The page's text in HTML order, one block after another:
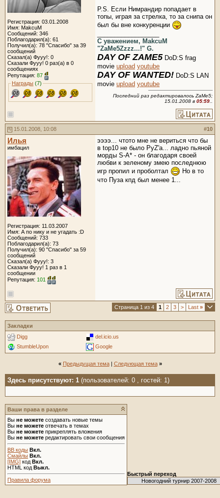
Регистрация: 03.01.2008
Имя: MakcuM
Сообщений: 346
Поблагодарил(а): 61
Получил(а): 78 "Спасибо" за 39
сообщений
Сказал(а) Фууу!: 0
Сказали Фууу! 0 раз(а) в 0
сообщениях
Репутация: 87
Награды (7)
P.S. Если Нимрандир попадает в
топы, играя за стрелка, то за снипа он
был бы вне конкуренции
С уважением, MakcuM
"ZaMe5Zzzz...!" G.
DAY OF ZAME5 DoD:S frag
movie upload youtube
DAY OF WANTED! DoD:S LAN
movie upload youtube
Последний раз редактировалось ZaMe5;
15.01.2008 в 05:59
15.01.2008, 10:08 #10
Илья
имбацил
Регистрация: 11.03.2007
Имя: А по нику и не угадать :D
Сообщений: 733
Поблагодарил(а): 73
Получил(а): 90 "Спасибо" за 59
сообщений
Сказал(а) Фууу!: 3
Сказали Фууу! 1 раз в 1
сообщении
Репутация: 101
ээээ... чтото мне не вериться что бы
в top10 не было PyZ'a... ладно пьяной
морды S-A* - он благодаря своей
любви к зеленому змею последнюю
игр пропил и проболтал
Но в то
что Пуза кпд был менее 1...
Страница 1 из 4 1 2 3 > Last »
Закладки
Digg
del.icio.us
StumbleUpon
Google
« Предыдущая тема| Следующая тема »
Здесь присутствуют: 1 (пользователей: 0 , гостей: 1)
Ваши права в разделе
Вы не можете создавать новые темы
Вы не можете отвечать в темах
Вы не можете прикреплять вложения
Вы не можете редактировать свои сообщения
BB коды Вкл.
Смайлы Вкл.
[IMG] код Вкл.
HTML код Выкл.
Правила форума
Быстрый переход